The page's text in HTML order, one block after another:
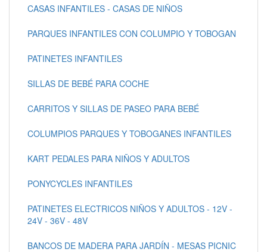
CASAS INFANTILES - CASAS DE NIÑOS
PARQUES INFANTILES CON COLUMPIO Y TOBOGAN
PATINETES INFANTILES
SILLAS DE BEBÉ PARA COCHE
CARRITOS Y SILLAS DE PASEO PARA BEBÉ
COLUMPIOS PARQUES Y TOBOGANES INFANTILES
KART PEDALES PARA NIÑOS Y ADULTOS
PONYCYCLES INFANTILES
PATINETES ELECTRICOS NIÑOS Y ADULTOS - 12V -
24V - 36V - 48V
BANCOS DE MADERA PARA JARDÍN - MESAS PICNIC